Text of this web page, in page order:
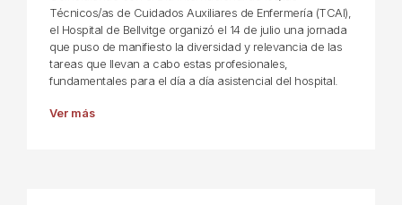
Técnicos/as de Cuidados Auxiliares de Enfermería (TCAI),
el Hospital de Bellvitge organizó el 14 de julio una jornada
que puso de manifiesto la diversidad y relevancia de las
tareas que llevan a cabo estas profesionales,
fundamentales para el día a día asistencial del hospital.
Ver más